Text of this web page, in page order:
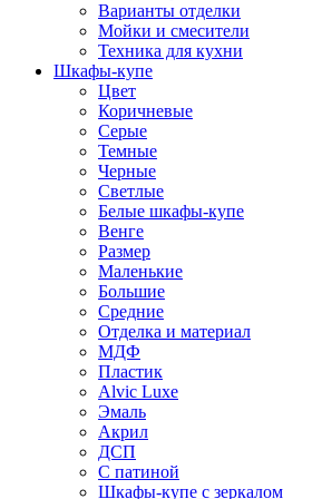
Варианты отделки
Мойки и смесители
Техника для кухни
Шкафы-купе
Цвет
Коричневые
Серые
Темные
Черные
Светлые
Белые шкафы-купе
Венге
Размер
Маленькие
Большие
Средние
Отделка и материал
МДФ
Пластик
Alvic Luxe
Эмаль
Акрил
ДСП
С патиной
Шкафы-купе с зеркалом